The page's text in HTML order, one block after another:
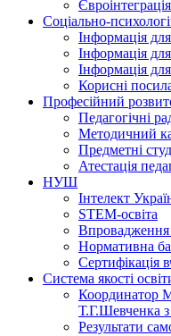
Євроінтеграція
Соціально-
Інформація
Інформація
Інформація
Корисні
Професійний
Педагогічні
Методичний
Предметні
Атестація
НУШ
Інтелект
STEM-освіта
Впровадження
Нормативна
Сертифікація
Система якості
Координатор
Т.Г.Шевченка з
Результати